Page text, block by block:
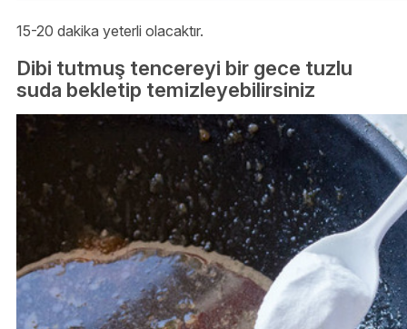
15-20 dakika yeterli olacaktır.
Dibi tutmuş tencereyi bir gece tuzlu
suda bekletip temizleyebilirsiniz